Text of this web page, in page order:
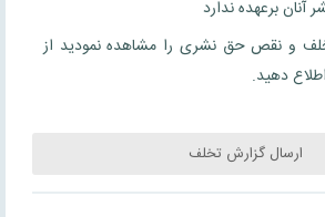
آنان برعهده ندارد
و نقص حق نشری را مشاهده نمودید از
دهید.
ارسال گزارش تخلف